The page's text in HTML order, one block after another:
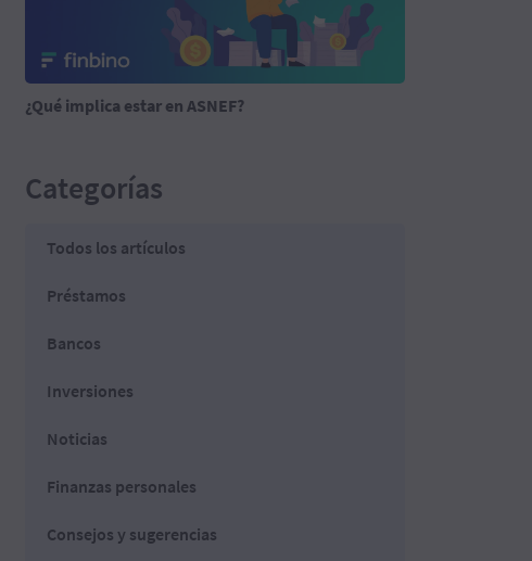
¿Qué implica estar en ASNEF?
Categorías
Todos los artículos
Préstamos
Bancos
Inversiones
Noticias
Finanzas personales
Consejos y sugerencias